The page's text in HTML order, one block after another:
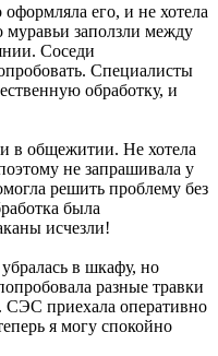
его, и не хотела
муравьи заползли между
Соседи
Специалисты
обработку, и
в общежитии. Не хотела
не запрашивала у
решить проблему без
была
исчезли!
в шкафу, но
разные травки
СЭС приехала оперативно
я могу спокойно